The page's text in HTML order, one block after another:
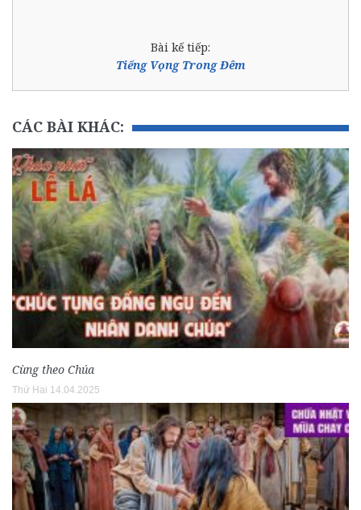
Bài kế tiếp:
Tiếng Vọng Trong Đêm
CÁC BÀI KHÁC:
Cùng theo Chúa
Thứ Hai 14.04.2025